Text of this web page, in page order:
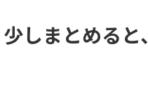
少しまとめると、